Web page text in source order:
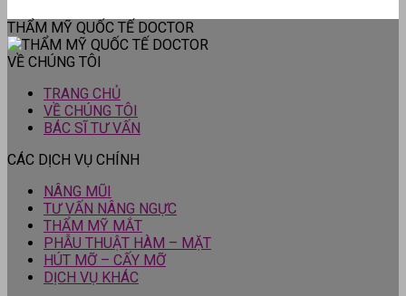
THẨM MỸ QUỐC TẾ DOCTOR
VỀ CHÚNG TÔI
TRANG CHỦ
VỀ CHÚNG TÔI
BÁC SĨ TƯ VẤN
CÁC DỊCH VỤ CHÍNH
NÂNG MŨI
TƯ VẤN NÂNG NGỰC
THẨM MỸ MẮT
PHẪU THUẬT HÀM – MẶT
HÚT MỠ – CẤY MỠ
DỊCH VỤ KHÁC